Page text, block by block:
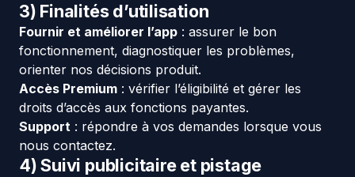
3) Finalités d’utilisation
Fournir et améliorer l’app : assurer le bon
fonctionnement, diagnostiquer les problèmes,
orienter nos décisions produit.
Accès Premium : vérifier l’éligibilité et gérer les
droits d’accès aux fonctions payantes.
Support : répondre à vos demandes lorsque vous
nous contactez.
4) Suivi publicitaire et pistage